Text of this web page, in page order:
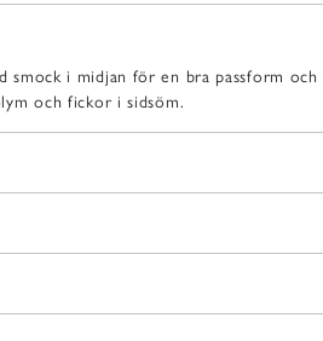
smock i midjan för en bra passform
och fickor i sidsöm.